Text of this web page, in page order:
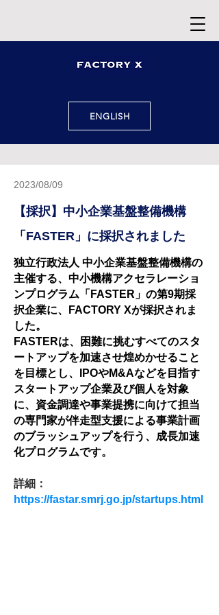
ENGLISH
2023/08/09
【採択】中小企業基盤整備機構
「FASTER」に採択されました
独立行政法人 中小企業基盤整備機構の
主催する、中小機構アクセラレーショ
ンプログラム「FASTER」の第9期採
択企業に、FACTORY Xが採択されま
した。
FASTERは、困難に挑むすべてのスタ
ートアップを加速させ煌めかせること
を目標とし、IPOやM&Aなどを目指す
スタートアップ企業及び個人を対象
に、資金調達や事業提携に向けて担当
の専門家が伴走型支援による事業計画
のブラッシュアップを行う、成長加速
化プログラムです。
詳細：
https://fastar.smrj.go.jp/startups.html